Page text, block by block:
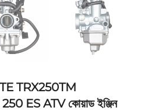
TRX250TM
ES ATV কোয়াড ইঞ্জিন